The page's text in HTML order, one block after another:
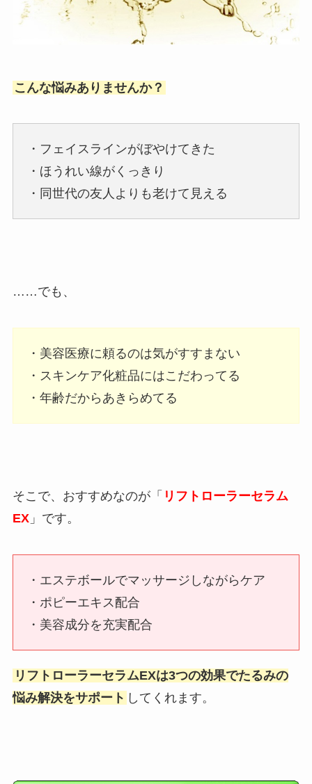
こんな悩みありませんか？
・フェイスラインがぼやけてきた
・ほうれい線がくっきり
・同世代の友人よりも老けて見える
……でも、
・美容医療に頼るのは気がすすまない
・スキンケア化粧品にはこだわってる
・年齢だからあきらめてる
そこで、おすすめなのが「 リフトローラーセラム
EX」です。
・エステボールでマッサージしながらケア
・ポピーエキス配合
・美容成分を充実配合
リフトローラーセラムEXは3つの効果でたるみの
悩み解決をサポート してくれます。